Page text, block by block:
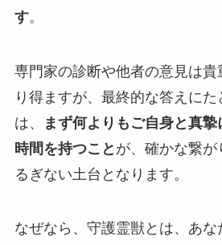
す。
専門家の診断や他者の意見は貴
り得ますが、最終的な答えに
は、
まず何よりもご自身と真
時間を持つこと が、確かな繋
るぎない土台となります。
なぜなら、守護霊獣とは、あな